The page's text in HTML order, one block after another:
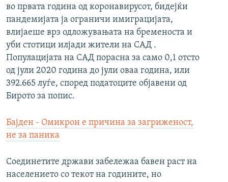
во првата година од коронавирусот, бидејќи
пандемијата ја ограничи имиграцијата,
влијаеше врз одложувањата на бременоста и
уби стотици илјади жители на САД .
Популацијата на САД порасна за само 0,1 отсто
од јули 2020 година до јули оваа година, или
392.665 луѓе, според податоците објавени од
Бирото за попис.
Бајден - Омикрон е причина за загриженост,
не за паника
Соединетите држави забележаа бавен раст на
населението со текот на годините, но